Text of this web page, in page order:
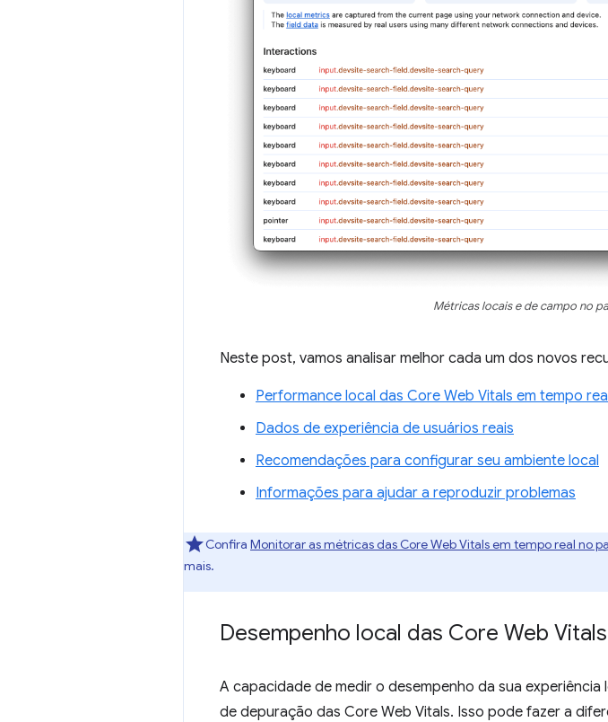
Métricas locais e de campo no
Neste post, vamos analisar melhor cada um dos novos
Performance local das Core Web Vitals em tempo
Dados de experiência de usuários reais
Recomendações para configurar seu ambiente local
Informações para ajudar a reproduzir problemas
Confira Monitorar as métricas das Core Web Vitals em tempo real no
mais.
Desempenho local das Core Web
A capacidade de medir o desempenho da sua
de depuração das Core Web Vitals. Isso pode fazer a